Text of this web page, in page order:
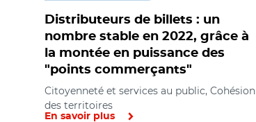
Distributeurs de billets : un
nombre stable en 2022, grâce à
la montée en puissance des
"points commerçants"
Citoyenneté et services au public, Cohésion
des territoires
En savoir plus